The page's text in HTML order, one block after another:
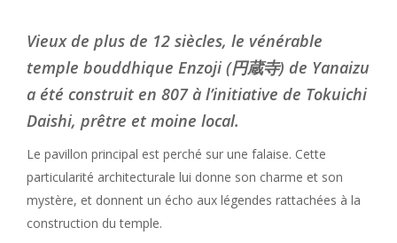
Vieux de plus de 12 siècles, le vénérable
temple bouddhique Enzoji (円蔵寺) de Yanaizu
a été construit en 807 à l’initiative de Tokuichi
Daishi, prêtre et moine local.
Le pavillon principal est perché sur une falaise. Cette
particularité architecturale lui donne son charme et son
mystère, et donnent un écho aux légendes rattachées à la
construction du temple.